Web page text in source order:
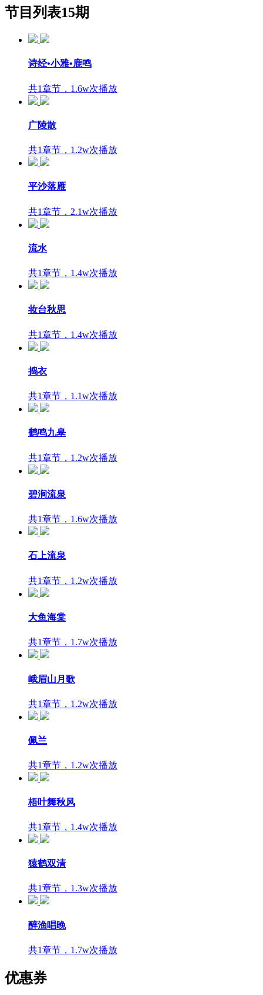
节目列表15期
诗经•小雅•鹿鸣
共1章节，1.6w次播放
广陵散
共1章节，1.2w次播放
平沙落雁
共1章节，2.1w次播放
流水
共1章节，1.4w次播放
妆台秋思
共1章节，1.4w次播放
捣衣
共1章节，1.1w次播放
鹤鸣九皋
共1章节，1.2w次播放
碧涧流泉
共1章节，1.6w次播放
石上流泉
共1章节，1.2w次播放
大鱼海棠
共1章节，1.7w次播放
峨眉山月歌
共1章节，1.2w次播放
佩兰
共1章节，1.2w次播放
梧叶舞秋风
共1章节，1.4w次播放
猿鹤双清
共1章节，1.3w次播放
醉渔唱晚
共1章节，1.7w次播放
优惠券